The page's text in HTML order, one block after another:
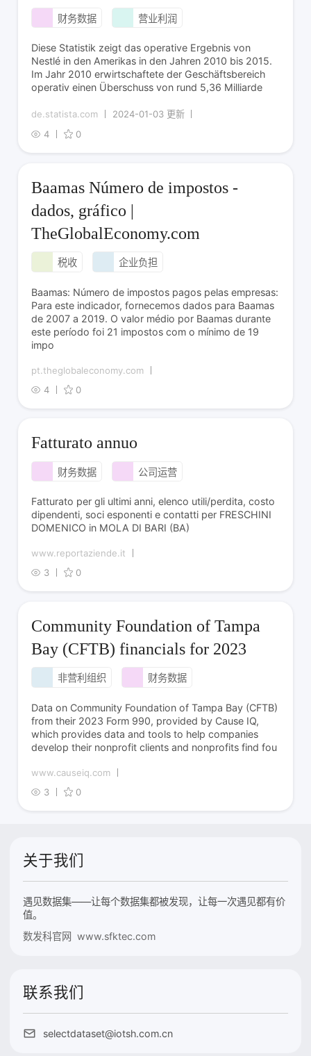
财务数据 营业利润
Diese Statistik zeigt das operative Ergebnis von
Nestlé in den Amerikas in den Jahren 2010 bis 2015.
Im Jahr 2010 erwirtschaftete der Geschäftsbereich
operativ einen Überschuss von rund 5,36 Milliarde
de.statista.com
2024-01-03 更新
4
0
Baamas Número de impostos -
dados, gráfico |
TheGlobalEconomy.com
税收 企业负担
Baamas: Número de impostos pagos pelas empresas:
Para este indicador, fornecemos dados para Baamas
de 2007 a 2019. O valor médio por Baamas durante
este período foi 21 impostos com o mínimo de 19
impo
pt.theglobaleconomy.com
4
0
Fatturato annuo
财务数据 公司运营
Fatturato per gli ultimi anni, elenco utili/perdita, costo
dipendenti, soci esponenti e contatti per FRESCHINI
DOMENICO in MOLA DI BARI (BA)
www.reportaziende.it
3
0
Community Foundation of Tampa
Bay (CFTB) financials for 2023
非营利组织 财务数据
Data on Community Foundation of Tampa Bay (CFTB)
from their 2023 Form 990, provided by Cause IQ,
which provides data and tools to help companies
develop their nonprofit clients and nonprofits find fou
www.causeiq.com
3
0
关于我们
遇见数据集——让每个数据集都被发现，让每一次遇见都有价
值。
数发科官网 www.sfktec.com
联系我们
selectdataset@iotsh.com.cn